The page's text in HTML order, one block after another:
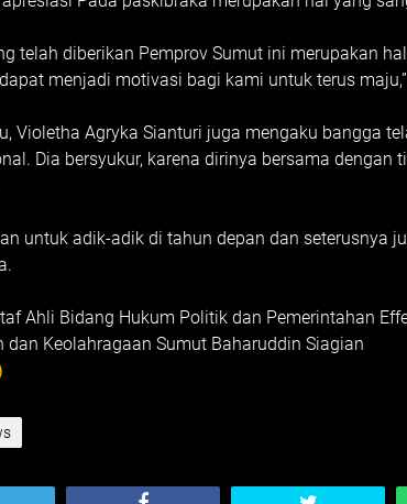
telah diberikan Pemprov Sumut ini merupakan
menjadi motivasi bagi kami untuk terus
Violetha Agryka Sianturi juga mengaku bangga
Dia bersyukur, karena dirinya bersama
untuk adik-adik di tahun depan dan seterusnya
Ahli Bidang Hukum Politik dan Pemerintahan
dan Keolahragaan Sumut Baharuddin Siagian